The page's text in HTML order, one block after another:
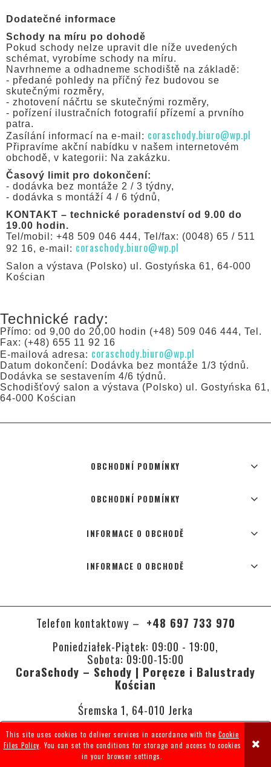
This site uses cookies to deliver services in accordance with the Cookie
Files Policy . You can set the conditions for storage and access to cookies
in your browser settings.
Dodatečné informace
Schody na míru po dohodě
Pokud schody nelze upravit dle níže uvedených
schémat, vyrobíme schody na míru.
Navrhneme a odhadneme schodiště na základě:
- předané pohledy na příčný řez budovou se
skutečnými rozměry,
- zhotovení náčrtu se skutečnými rozměry,
- pořízení ilustračních fotografií přízemí a prvního
patra.
Zasílání informací na e-mail: coraschody.biuro@wp.pl
Připravíme akční nabídku v našem internetovém
obchodě, v kategorii: Na zakázku.
Časový limit pro dokončení:
- dodávka bez montáže 2 / 3 týdny,
- dodávka s montáží 4 / 6 týdnů,
KONTAKT – technické poradenství od 9.00 do
19.00 hodin.
Tel/mobil: +48 509 046 444, Tel/fax: (0048) 65 / 511
92 16, e-mail: coraschody.biuro@wp.pl
Salon a výstava (Polsko) ul. Gostyńska 61, 64-000
Kościan
Technické rady:
Přímo: od 9,00 do 20,00 hodin (+48) 509 046 444, Tel.
Fax: (+48) 655 11 92 16
E-mailová adresa: coraschody.biuro@wp.pl
Datum dokončení: Dodávka bez montáže 1/3 týdnů.
Dodávka se sestavením 4/6 týdnů.
Schodišťový salon a výstava (Polsko) ul. Gostyńska 61,
64-000 Kościan
OBCHODNÍ PODMÍNKY
OBCHODNÍ PODMÍNKY
INFORMACE O OBCHODĚ
INFORMACE O OBCHODĚ
Telefon kontaktowy – +48 697 733 970
Poniedziałek-Piątek: 09:00 - 19:00,
Sobota: 09:00-15:00
CoraSchody – Schody | Poręcze i Balustrady
Kościan
Śremska 1, 64-010 Jerka
VIEW FULL VERSION OF THE SITE
Sklep internetowy Shoper.pl